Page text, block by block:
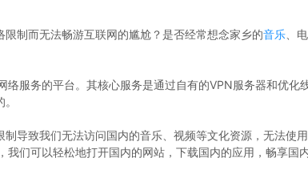
制而无法畅游互联网的尴尬？是否经常想念家乡的音乐 、
服务的平台。其核心服务是通过自有的VPN服务器和优化
导致我们无法访问国内的音乐、视频等文化资源，无法使
们可以轻松地打开国内的网站，下载国内的应用，畅享国